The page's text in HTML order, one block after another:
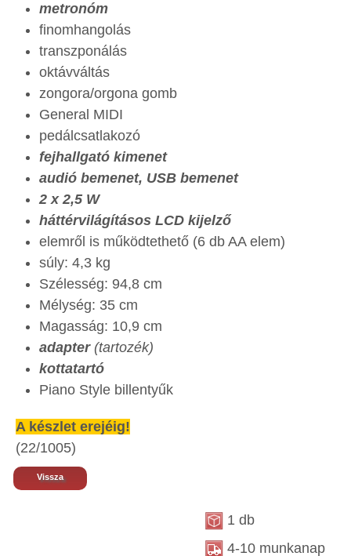
metronóm
finomhangolás
transzponálás
oktávváltás
zongora/orgona gomb
General MIDI
pedálcsatlakozó
fejhallgató kimenet
audió bemenet, USB bemenet
2 x 2,5 W
háttérvilágításos LCD kijelző
elemről is működtethető (6 db AA elem)
súly: 4,3 kg
Szélesség: 94,8 cm
Mélység: 35 cm
Magasság: 10,9 cm
adapter (tartozék)
kottatartó
Piano Style billentyűk
A készlet erejéig!
(22/1005)
Vissza
1 db
4-10 munkanap